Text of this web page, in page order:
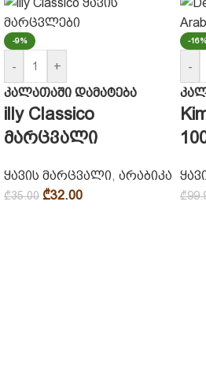
-9%
-
+
კალათაში დამატება
illy Classico
მარცვალი
ყავის მარცვალი, არაბიკა
₾35.00 ₾32.00
-
-
₾